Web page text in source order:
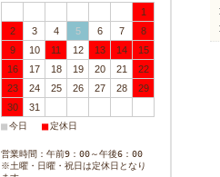
1
2
3 4 5 6 7
8
9
10 11 12 13 14
15
16
17 18 19 20 21
22
23
24 25 26 27 28
29
30
31
■今日 ■定休日
営業時間：午前9：00～午後6：00
※土曜・日曜・祝日は定休日となり